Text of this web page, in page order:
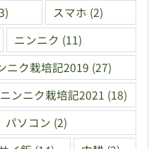
スマホ (2)
ニンニク (11)
ニク栽培記2019 (27)
ニンニク栽培記2021 (18)
パソコン (2)